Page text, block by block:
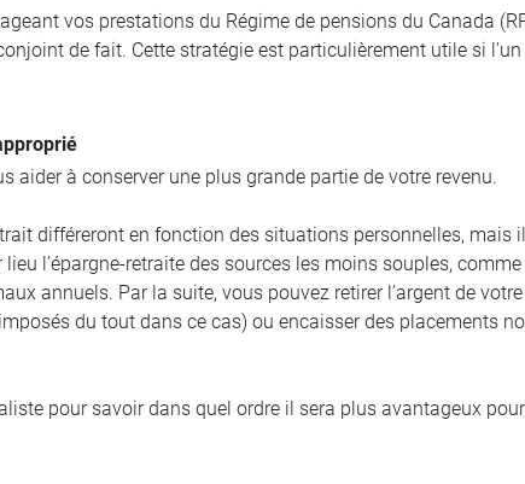
vos prestations du Régime de pensions du Canada
de fait. Cette stratégie est particulièrement utile si
aider à conserver une plus grande partie de votre revenu.
différeront en fonction des situations personnelles, mais
l’épargne-retraite des sources les moins souples,
annuels. Par la suite, vous pouvez retirer l’argent de
du tout dans ce cas) ou encaisser des placements
pour savoir dans quel ordre il sera plus avantageux